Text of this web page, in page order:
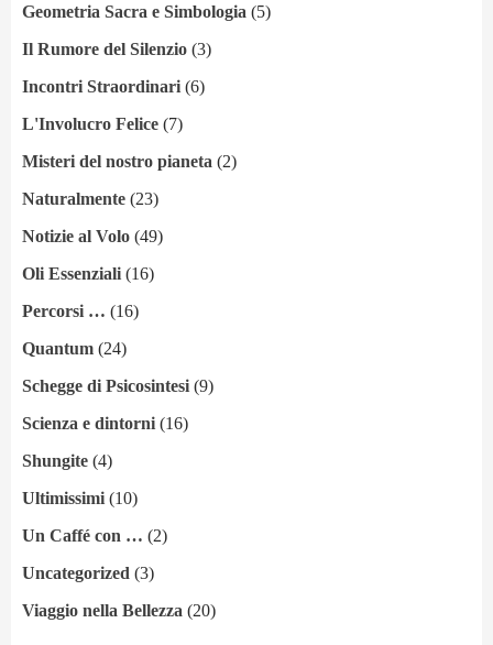
Geometria Sacra e Simbologia (5)
Il Rumore del Silenzio (3)
Incontri Straordinari (6)
L'Involucro Felice (7)
Misteri del nostro pianeta (2)
Naturalmente (23)
Notizie al Volo (49)
Oli Essenziali (16)
Percorsi … (16)
Quantum (24)
Schegge di Psicosintesi (9)
Scienza e dintorni (16)
Shungite (4)
Ultimissimi (10)
Un Caffé con … (2)
Uncategorized (3)
Viaggio nella Bellezza (20)